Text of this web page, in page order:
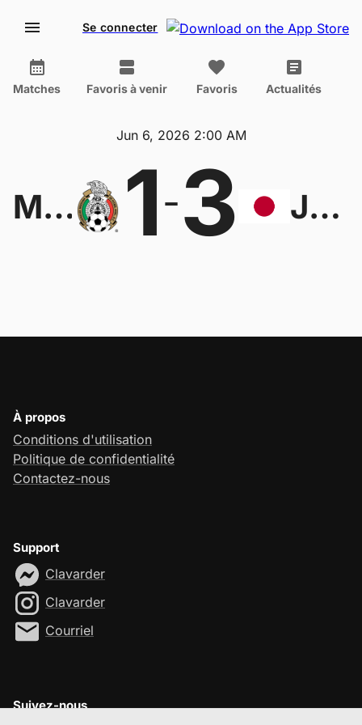
Se connecter
Matches Favoris à venir Favoris Actualités
Jun 6, 2026 2:00 AM
Mexico U20 1-3 Japan U19
À propos
Conditions d'utilisation
Politique de confidentialité
Contactez-nous
Support
Clavarder
Clavarder
Courriel
Suivez-nous